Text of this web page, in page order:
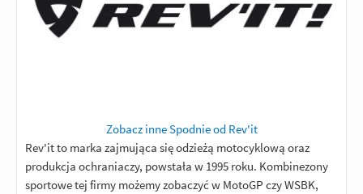
Zobacz inne Spodnie od Rev'it
Rev'it to marka zajmująca się odzieżą motocyklową oraz
produkcja ochraniaczy, powstała w 1995 roku. Kombinezony
sportowe tej firmy możemy zobaczyć w MotoGP czy WSBK,